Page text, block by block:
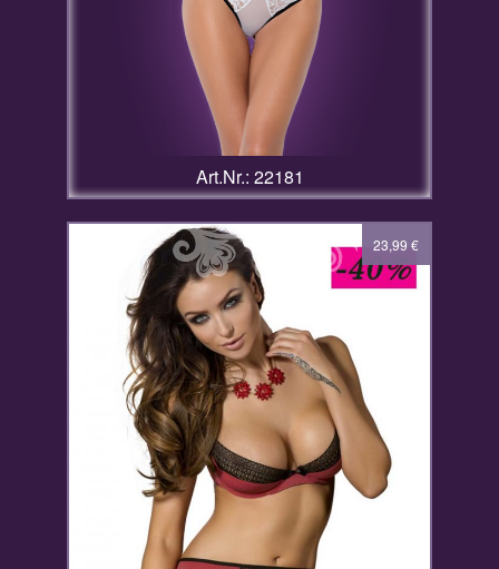
Art.Nr.: 22181
39,99 €
23,99 €